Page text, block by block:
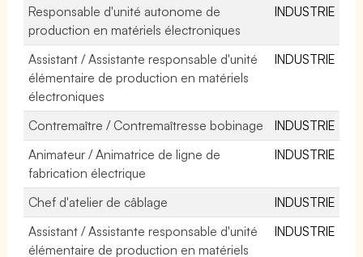
Responsable d'unité autonome de
production en matériels électroniques
INDUSTRIE
Assistant / Assistante responsable d'unité
élémentaire de production en matériels
électroniques
INDUSTRIE
Contremaître / Contremaîtresse bobinage
INDUSTRIE
Animateur / Animatrice de ligne de
fabrication électrique
INDUSTRIE
Chef d'atelier de câblage
INDUSTRIE
Assistant / Assistante responsable d'unité
élémentaire de production en matériels
INDUSTRIE